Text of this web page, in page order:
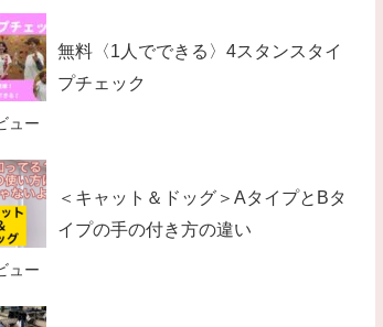
無料〈1人でできる〉4スタンスタイ
プチェック
ュー
＜キャット＆ドッグ＞AタイプとBタ
イプの手の付き方の違い
ュー